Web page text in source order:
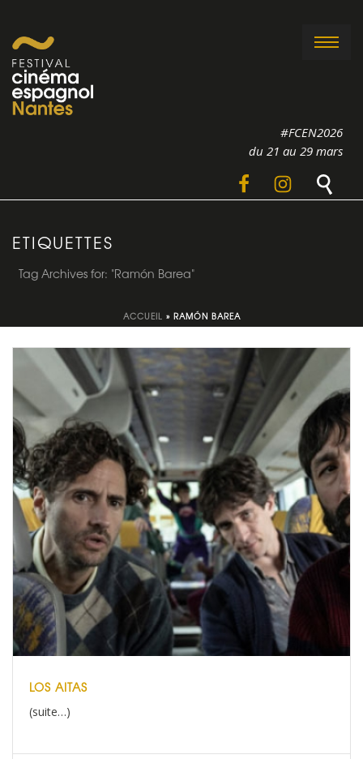
#FCEN2026
du 21 au 29 mars
ETIQUETTES
Tag Archives for: "Ramón Barea"
ACCUEIL » RAMÓN BAREA
LOS AITAS
(suite…)